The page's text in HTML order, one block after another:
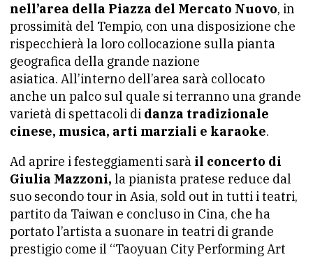
nell’area della Piazza del Mercato Nuovo, in
prossimità del Tempio, con una disposizione che
rispecchierà la loro collocazione sulla pianta
geografica della grande nazione
asiatica. All’interno dell’area sarà collocato
anche un palco sul quale si terranno una grande
varietà di spettacoli di danza tradizionale
cinese, musica, arti marziali e karaoke.
Ad aprire i festeggiamenti sarà il concerto di
Giulia Mazzoni, la pianista pratese reduce dal
suo secondo tour in Asia, sold out in tutti i teatri,
partito da Taiwan e concluso in Cina, che ha
portato l’artista a suonare in teatri di grande
prestigio come il “Taoyuan City Performing Art